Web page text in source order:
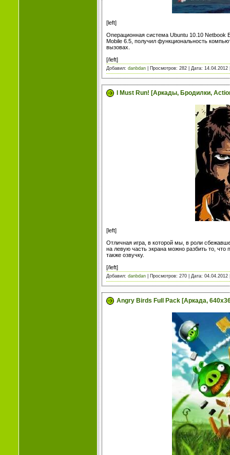
[left]
Операционная система Ubuntu 10.10 Netbook
Mobile 6.5, получил функциональность
вызовах.
[/left]
Добавил: danbdan | Просмотров: 282 | Дата: 14.04.2012
I Must Run! [Аркады, Бродилки,
[left]
Отличная игра, в которой мы, в роли
на левую часть экрана можно разбить то,
также озвучку.
[/left]
Добавил: danbdan | Просмотров: 270 | Дата: 04.04.2012
Angry Birds Full Pack [Аркада,